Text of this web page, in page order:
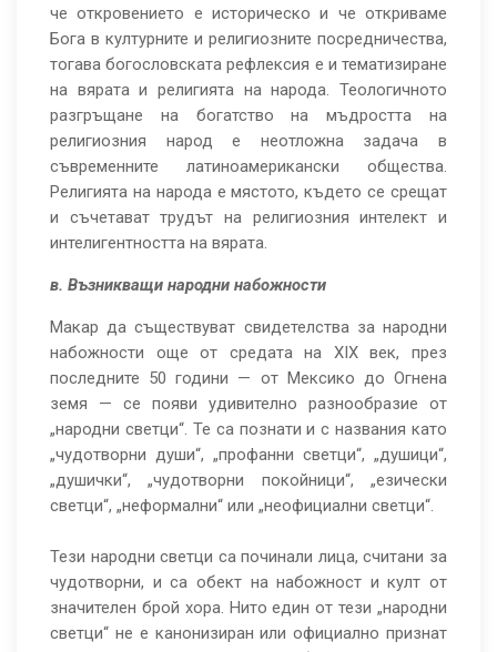
че откровението е историческо и че откриваме
Бога в културните и религиозните посредничества,
тогава богословската рефлексия е и тематизиране
на вярата и религията на народа. Теологичното
разгръщане на богатство на мъдростта на
религиозния народ е неотложна задача в
съвременните латиноамерикански общества.
Религията на народа е мястото, където се срещат
и съчетават трудът на религиозния интелект и
интелигентността на вярата.
в. Възникващи народни набожности
Макар да съществуват свидетелства за народни
набожности още от средата на XIX век, през
последните 50 години — от Мексико до Огнена
земя — се появи удивително разнообразие от
„народни светци“. Те са познати и с названия като
„чудотворни души“, „профанни светци“, „душици“,
„душички“, „чудотворни покойници“, „езически
светци“, „неформални“ или „неофициални светци“.
Тези народни светци са починали лица, считани за
чудотворни, и са обект на набожност и култ от
значителен брой хора. Нито един от тези „народни
светци“ не е канонизиран или официално признат